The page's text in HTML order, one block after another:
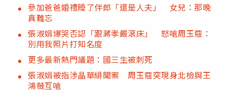
參加爸爸婚禮睡了伴郎「還是人夫」 女兒：那晚
真難忘
張淑娟爆哭否認「跟蔣孝嚴滾床」 怒嗆周玉蔻：
別用我照片打知名度
更多最新熱門議題：國三生被刺死
張淑娟被指涉晶華緋聞案 周玉蔻突現身北檢與王
鴻薇互嗆